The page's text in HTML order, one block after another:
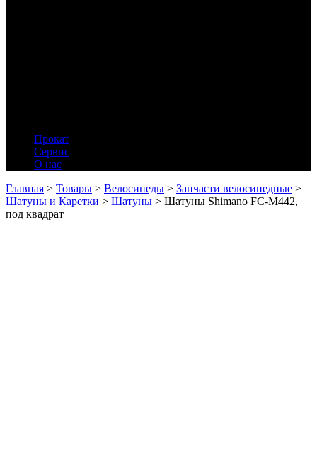
Прокат
Сервис
О нас
Главная > Товары > Велосипеды > Запчасти велосипедные >
Шатуны и Каретки > Шатуны > Шатуны Shimano FC-M442,
под квадрат